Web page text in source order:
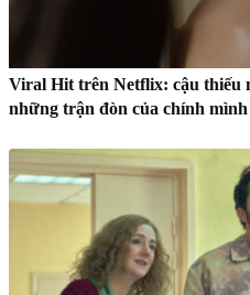
Viral Hit trên Netflix: cậu thiếu
những trận đòn của chính mình